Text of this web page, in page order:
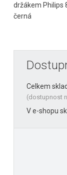
držákem Philips
černá
Celkem
(dostupnost
V e-shopu